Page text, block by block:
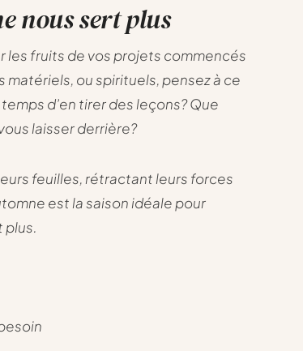
nous sert plus
les fruits de vos projets commencés
ou spirituels, pensez à ce
d’en tirer des leçons? Que
laisser derrière?
feuilles, rétractant leurs forces
est la saison idéale pour
plus.